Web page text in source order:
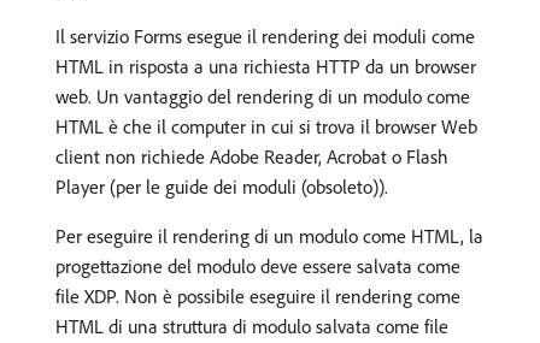
Il servizio Forms esegue il rendering dei moduli come
HTML in risposta a una richiesta HTTP da un browser
web. Un vantaggio del rendering di un modulo come
HTML è che il computer in cui si trova il browser Web
client non richiede Adobe Reader, Acrobat o Flash
Player (per le guide dei moduli (obsoleto)).
Per eseguire il rendering di un modulo come HTML, la
progettazione del modulo deve essere salvata come
file XDP. Non è possibile eseguire il rendering come
HTML di una struttura di modulo salvata come file